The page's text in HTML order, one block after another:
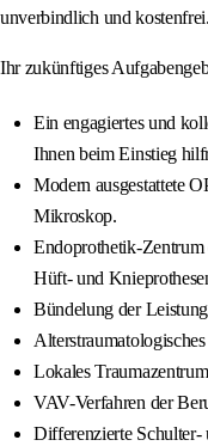
unverbindlich und kostenfrei.
Ihr zukünftiges
Ein engagiertes und
Ihnen beim Einstieg
Modern ausgestattete
Mikroskop.
Endoprothetik-
Hüft- und
Bündelung der
Lokales
VAV-Verfahren der
Differenzierte